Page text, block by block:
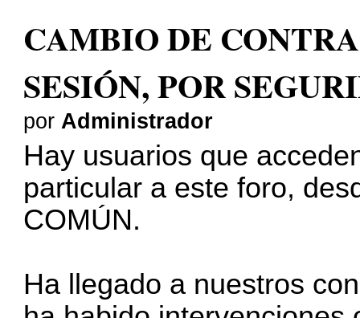
CAMBIO DE
SESIÓN, POR
por Administrador
Hay usuarios que
particular a este foro,
COMÚN.
Ha llegado a nuestros